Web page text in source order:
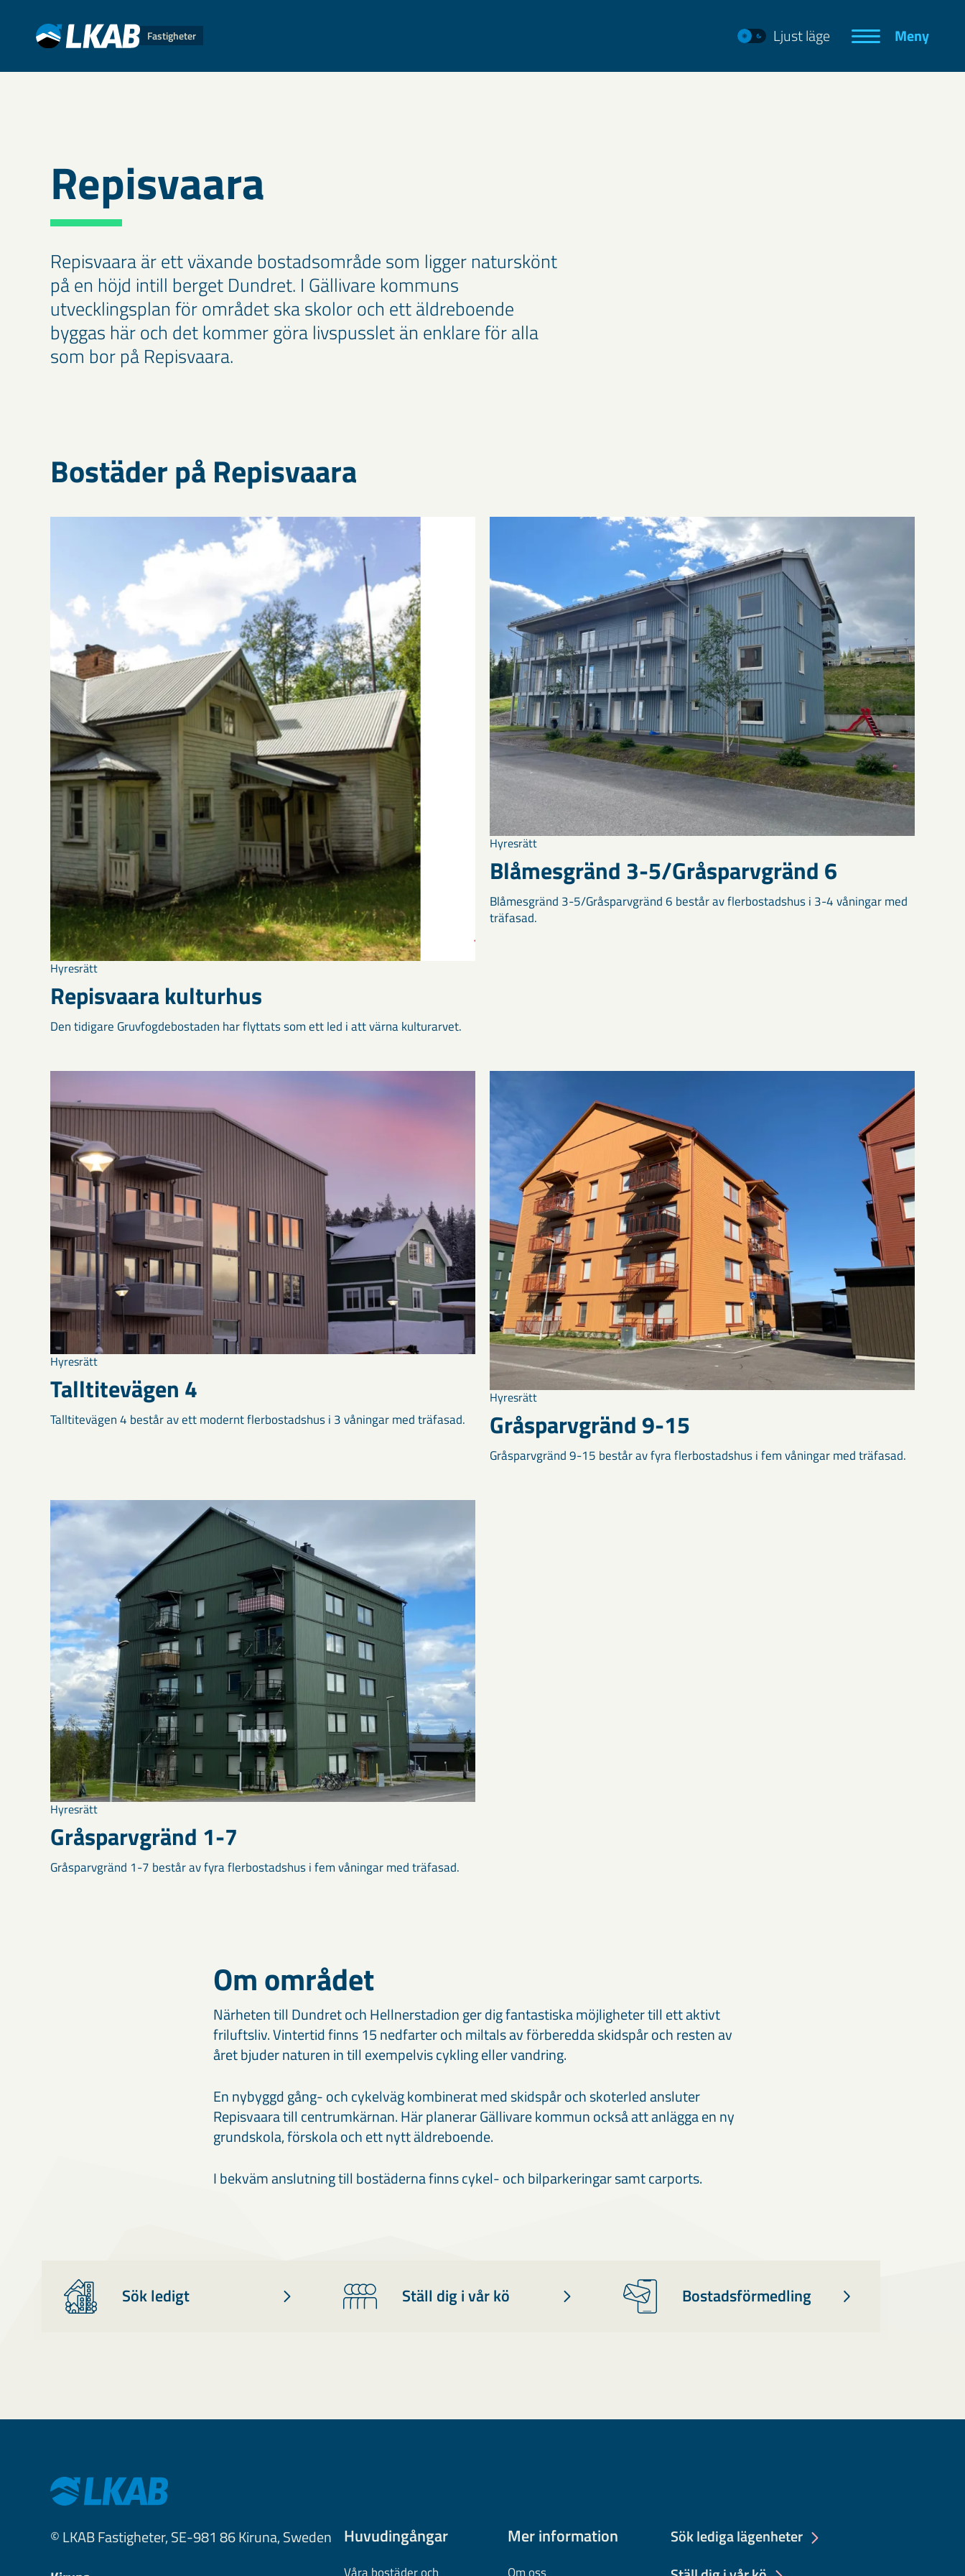
Fastigheter Ljust läge Meny
Repisvaara
Repisvaara är ett växande bostadsområde som ligger naturskönt
på en höjd intill berget Dundret. I Gällivare kommuns
utvecklingsplan för området ska skolor och ett äldreboende
byggas här och det kommer göra livspusslet än enklare för alla
som bor på Repisvaara.
Bostäder på Repisvaara
Hyresrätt
Repisvaara kulturhus
Den tidigare Gruvfogdebostaden har flyttats som ett led i att värna kulturarvet.
Hyresrätt
Blåmesgränd 3-5/Gråsparvgränd 6
Blåmesgränd 3-5/Gråsparvgränd 6 består av flerbostadshus i 3-4 våningar med
träfasad.
Hyresrätt
Talltitevägen 4
Talltitevägen 4 består av ett modernt flerbostadshus i 3 våningar med träfasad.
Hyresrätt
Gråsparvgränd 9-15
Gråsparvgränd 9-15 består av fyra flerbostadshus i fem våningar med träfasad.
Hyresrätt
Gråsparvgränd 1-7
Gråsparvgränd 1-7 består av fyra flerbostadshus i fem våningar med träfasad.
Om området
Närheten till Dundret och Hellnerstadion ger dig fantastiska möjligheter till ett aktivt
friluftsliv. Vintertid finns 15 nedfarter och miltals av förberedda skidspår och resten av
året bjuder naturen in till exempelvis cykling eller vandring.
En nybyggd gång- och cykelväg kombinerat med skidspår och skoterled ansluter
Repisvaara till centrumkärnan. Här planerar Gällivare kommun också att anlägga en ny
grundskola, förskola och ett nytt äldreboende.
I bekväm anslutning till bostäderna finns cykel- och bilparkeringar samt carports.
Sök ledigt Ställ dig i vår kö Bostadsförmedling
© LKAB Fastigheter, SE-981 86 Kiruna, Sweden
Huvudingångar Mer information
Sök lediga lägenheter